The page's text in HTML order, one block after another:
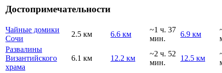
Достопримечательности
Чайные домики
Сочи
2.5 км 6.6 км
~1 ч. 37
мин.
6.9 км
Развалины
Византийского
храма
6.1 км 12.2 км
~2 ч. 52
мин.
12.5 км